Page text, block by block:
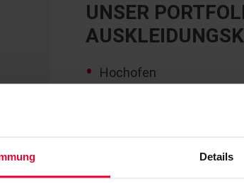
Details
UNSER
Hochofen